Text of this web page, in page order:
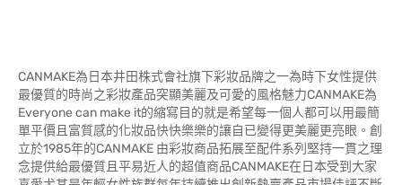
CANMAKE為日本井田株式會社旗下彩妝品牌之一為時下女性提供
最優質的時尚之彩妝產品突顯美麗及可愛的風格魅力CANMAKE為
Everyone can make it的縮寫目的就是希望每一個人都可以用最簡
單平價且富質感的化妝品快快樂樂的讓自已變得更美麗更亮眼。創
立於1985年的CANMAKE 由彩妝商品拓展至配件系列堅持一貫之理
念提供給最優質且平易近人的超值商品CANMAKE在日本受到大家